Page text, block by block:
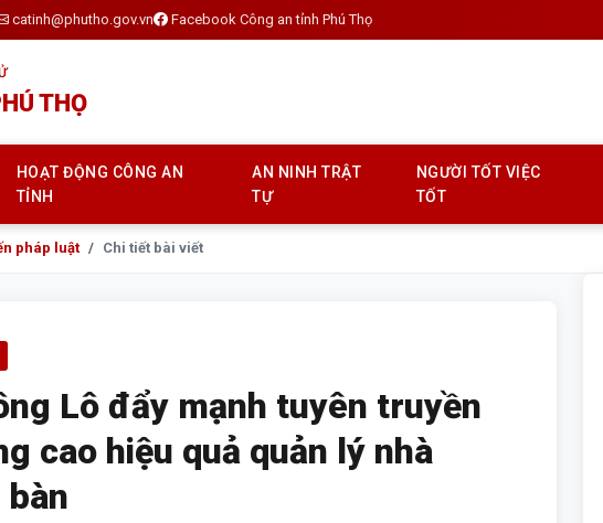
catinh@phutho.gov.vn Facebook Công an tỉnh Phú Thọ
THỌ
HOẠT ĐỘNG CÔNG AN
TỈNH
AN NINH TRẬT
TỰ
NGƯỜI TỐT VIỆC
TỐT
pháp luật Chi tiết bài viết
Lô đẩy mạnh tuyên truyền
cao hiệu quả quản lý nhà